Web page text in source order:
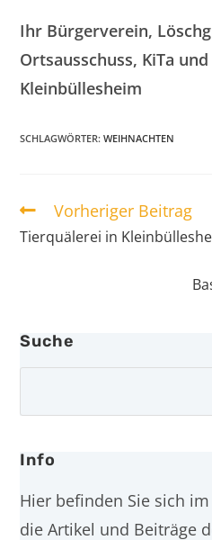
Ihr Bürgerverein,
Ortsausschuss, KiTa
Kleinbüllesheim
SCHLAGWÖRTER:WEIHNACHTEN
Vorheriger Beitrag
Tierquälerei in
Suche
Info
Hier befinden Sie sich
die Artikel und Beiträge